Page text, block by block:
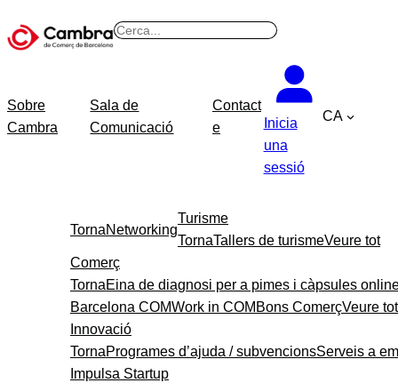
B
Sobre
Cambra
Sala de
Comunicació
Contact
e
Inicia
una
sessió
CA
TornaNetworking
Turisme
TornaTallers de turismeVeure tot
Comerç
TornaEina de diagnosi per a pimes i càpsules
Barcelona COMWork in COM Bons ComerçVeure tot
Innovació
TornaProgrames d’ajuda / subvencionsServeis a
Impulsa Startup